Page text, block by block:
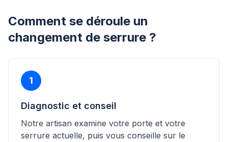
Comment se déroule un
changement de serrure ?
1
Diagnostic et conseil
Notre artisan examine votre porte et votre
serrure actuelle, puis vous conseille sur le